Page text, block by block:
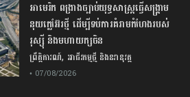
​អាមេរិក​ ពង្រាងច្បាប់​យុទ្ធសាស្ត្រ​ធ្វើ​សង្គ្រាម​
នុយក្លេអ៊ែរ​ថ្មី ដើម្បីទប់ការគំរាមកំហែងរបស់​
រុស្ស៊ី និងមហាយក្សចិន
ព្រឹត្តិការណ៍, អាជីវកម្មថ្មី និងនវានុវត្ត
• 07/08/2026